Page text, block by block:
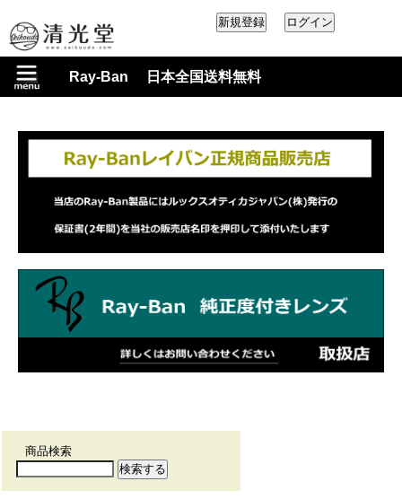
Ray-Ban 日本全国送料無料
商品検索